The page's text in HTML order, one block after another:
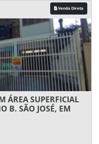
Venda Direta
ÁREA SUPERFICIAL
B. SÃO JOSÉ, EM